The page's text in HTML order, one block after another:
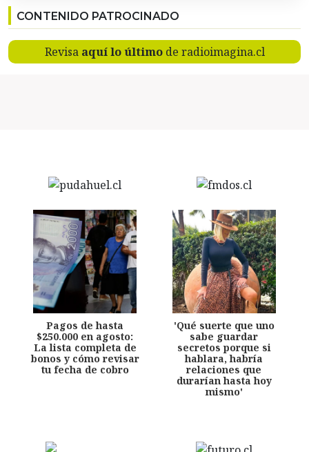
CONTENIDO PATROCINADO
Revisa aquí lo últimode radioimagina.cl
Pagos de hasta
$250.000 en agosto:
La lista completa de
bonos y cómo revisar
tu fecha de cobro
'Qué suerte que uno
sabe guardar
secretos porque si
hablara, habría
relaciones que
durarían hasta hoy
mismo'